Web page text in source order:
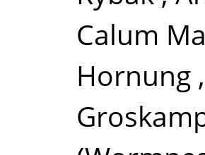
Calum
Hornung ,